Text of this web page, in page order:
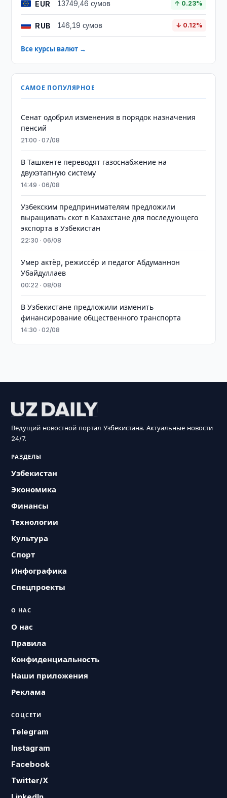
EUR 13749,46 сумов ↑ 0.23%
RUB 146,19 сумов ↓ 0.12%
Все курсы валют →
САМОЕ ПОПУЛЯРНОЕ
Сенат одобрил изменения в порядок назначения
пенсий
21:00 · 07/08
В Ташкенте переводят газоснабжение на
двухэтапную систему
14:49 · 06/08
Узбекским предпринимателям предложили
выращивать скот в Казахстане для последующего
экспорта в Узбекистан
22:30 · 06/08
Умер актёр, режиссёр и педагог Абдуманнон
Убайдуллаев
00:22 · 08/08
В Узбекистане предложили изменить
финансирование общественного транспорта
14:30 · 02/08
Ведущий новостной портал Узбекистана. Актуальные новости
24/7.
РАЗДЕЛЫ
Узбекистан
Экономика
Финансы
Технологии
Культура
Спорт
Инфографика
Спецпроекты
О НАС
О нас
Правила
Конфиденциальность
Наши приложения
Реклама
СОЦСЕТИ
Telegram
Instagram
Facebook
Twitter/X